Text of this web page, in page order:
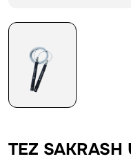
TEZ SAKRASH